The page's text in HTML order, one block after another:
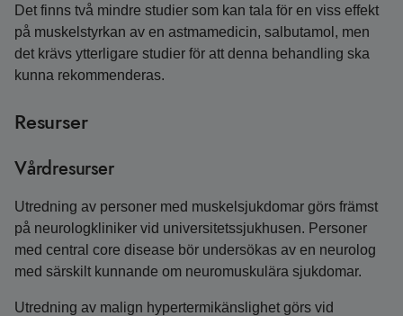
Det finns två mindre studier som kan tala för en viss effekt
på muskelstyrkan av en astmamedicin, salbutamol, men
det krävs ytterligare studier för att denna behandling ska
kunna rekommenderas.
Resurser
Vårdresurser
Utredning av personer med muskelsjukdomar görs främst
på neurologkliniker vid universitetssjukhusen. Personer
med central core disease bör undersökas av en neurolog
med särskilt kunnande om neuromuskulära sjukdomar.
Utredning av malign hypertermikänslighet görs vid